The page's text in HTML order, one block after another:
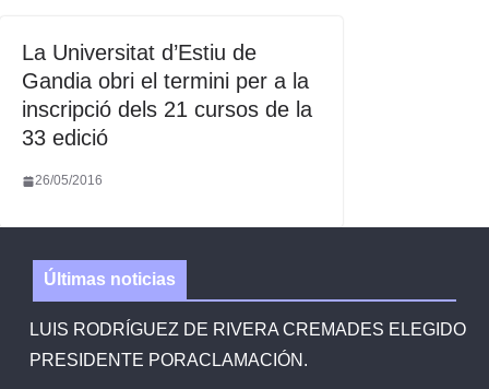
La Universitat d’Estiu de
Gandia obri el termini per a la
inscripció dels 21 cursos de la
33 edició
26/05/2016
Últimas noticias
LUIS RODRÍGUEZ DE RIVERA CREMADES ELEGIDO
PRESIDENTE PORACLAMACIÓN.